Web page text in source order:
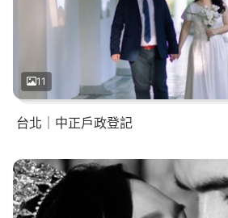
11
台北｜中正戶政登記